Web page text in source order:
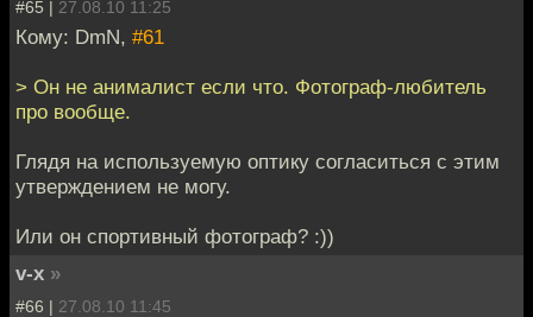
#65 | 27.08.10 11:25
Кому: DmN, #61
> Он не анималист если что. Фотограф-любитель
про вообще.
Глядя на используемую оптику согласиться с этим
утверждением не могу.
Или он спортивный фотограф? :))
v-x »
#66 | 27.08.10 11:45